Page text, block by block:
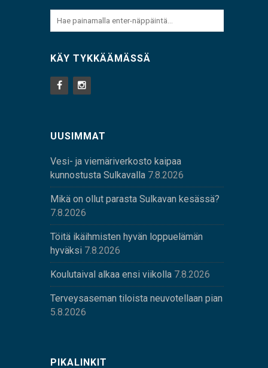
KÄY TYKKÄÄMÄSSÄ
UUSIMMAT
Vesi- ja viemäriverkosto kaipaa
kunnostusta Sulkavalla 7.8.2026
Mikä on ollut parasta Sulkavan kesässä?
7.8.2026
Töitä ikäihmisten hyvän loppuelämän
hyväksi 7.8.2026
Koulutaival alkaa ensi viikolla 7.8.2026
Terveysaseman tiloista neuvotellaan pian
5.8.2026
PIKALINKIT